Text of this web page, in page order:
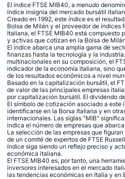
El índice FTSE MIB40, a menudo
índice insignia del mercado bursátil
Creado en 1992, este índice es el
Bolsa de Milán y el proveedor de índices
Italiana, el FTSE MIB40 está compuesto
y activas que cotizan en la Bolsa de
El índice abarca una amplia gama de
finanzas hasta la tecnología y la
multinacionales en su composición, el
indicador de la economía italiana, sino
de los resultados económicos a nivel
Basado en la capitalización bursátil, el
de valor de las principales empresas
por capitalización bursátil. El dividendo
El símbolo de cotización asociado a este
identificarse en la Borsa Italiana y en
internacionales. Las siglas "MIB"
indica el número de empresas que abarca.
La selección de las empresas que
de un comité de expertos de FTSE
índice siga siendo un reflejo preciso y
económica italiana.
El FTSE MIB40 es, por tanto, una
inversores interesados en el mercado
las tendencias económicas en Italia y en